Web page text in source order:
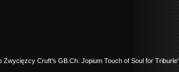
Cruft's GB.Ch. Jopium Touch of Soul for Triburle'.